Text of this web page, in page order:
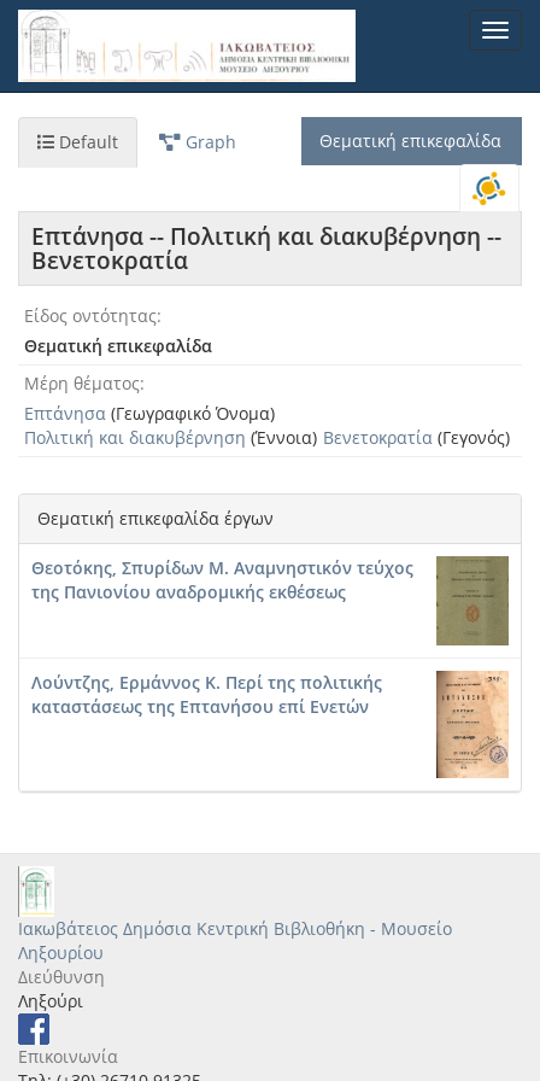
Παράκαμψη
προς
κυρίως
Default Graph Θεματική επικεφαλίδα
Επτάνησα -- Πολιτική και διακυβέρνηση --
Βενετοκρατία
Είδος οντότητας
Θεματική επικεφαλίδα
Μέρη θέματος
Επτάνησα (Γεωγραφικό Όνομα)
Πολιτική και διακυβέρνηση (Έννοια) Βενετοκρατία (Γεγονός)
Θεματική επικεφαλίδα έργων
Θεοτόκης, Σπυρίδων Μ. Αναμνηστικόν τεύχος
της Πανιονίου αναδρομικής εκθέσεως
Λούντζης, Ερμάννος Κ. Περί της πολιτικής
καταστάσεως της Επτανήσου επί Ενετών
Ιακωβάτειος Δημόσια Κεντρική Βιβλιοθήκη - Μουσείο
Ληξουρίου
Διεύθυνση
Ληξούρι
Επικοινωνία